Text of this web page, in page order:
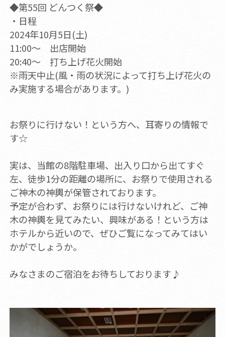
◆第55回 どんつく祭◆
・日程
2024年10月5日(土)
11:00～ 出店開始
20:40～ 打ち上げ花火開始
※雨天中止(風・雨の状況によって打ち上げ花火の
み実施する場合があります。)
お祭りに行けない！という方へ、耳寄りの情報で
す☆
実は、当館の8階駐車場、出入り口から出てすぐ
左、徒歩1分の距離の場所に、お祭りで使用される
ご神木の神輿が保管されております。
予定が合わず、お祭りには行けないけれど、ご神
木の神輿を見てみたい、興味がある！という方は
ホテルから近いので、ぜひご覧になってみてはい
かがでしょうか。
みなさまのご宿泊をお待ちしております♪